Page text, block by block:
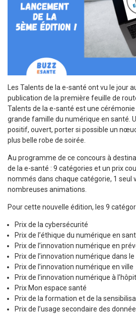
Les Talents de la e-santé ont vu le jour
publication de la première feuille de
Talents de la e-santé est une
grande famille du numérique en santé.
positif, ouvert, porter si possible un
plus belle robe de soirée.
Au programme de ce concours à
de la e-santé : 9 catégories et un prix
nommés dans chaque catégorie, 1 seul
nombreuses animations.
Pour cette nouvelle édition, les 9
Prix de la cybersécurité
Prix de l’éthique du numérique en
Prix de l’innovation numérique en
Prix de l’innovation numérique dans
Prix de l’innovation numérique en ville
Prix de l’innovation numérique à
Prix Mon espace santé
Prix de la formation et de la
Prix de l’usage secondaire des